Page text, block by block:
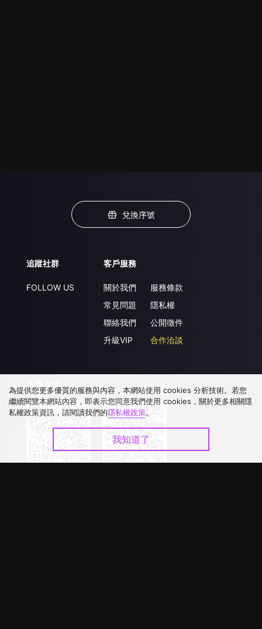
兌換序號
追蹤社群
FOLLOW US
客戶服務
關於我們
常見問題
聯絡我們
升級VIP
服務條款
隱私權
公開徵件
合作洽談
下載 APP
為提供您更多優質的服務與內容，本網站使用 cookies 分析技術。若您
繼續閱覽本網站內容，即表示您同意我們使用 cookies，關於更多相關隱
私權政策資訊，請閱讀我們的隱私權政策。
我知道了